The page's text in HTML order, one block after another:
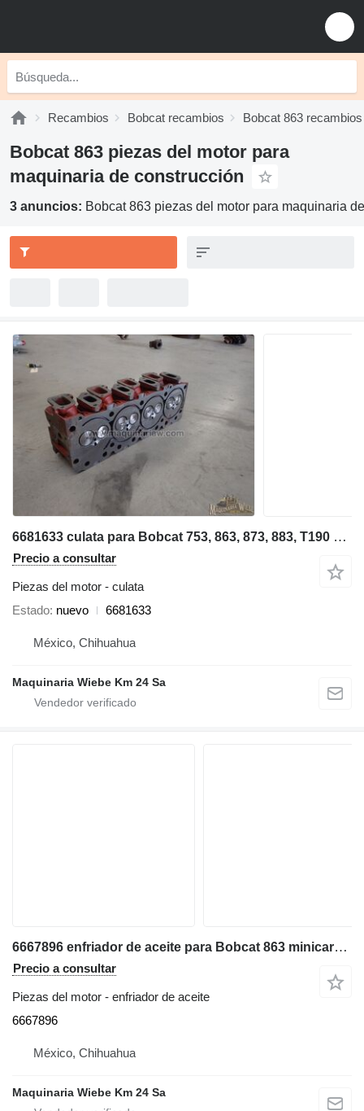
Recambios Bobcat recambios Bobcat 863 recambios
Bobcat 863 piezas del motor para
maquinaria de construcción
3 anuncios: Bobcat 863 piezas del motor para maquinaria
6681633 culata para Bobcat 753, 863, 873, 883, T190 minicargadora
Precio a consultar
Piezas del motor - culata
Estado nuevo 6681633
México, Chihuahua
Maquinaria Wiebe Km 24 Sa
6667896 enfriador de aceite para Bobcat 863 minicargadora
Precio a consultar
Piezas del motor - enfriador de aceite
6667896
México, Chihuahua
Maquinaria Wiebe Km 24 Sa